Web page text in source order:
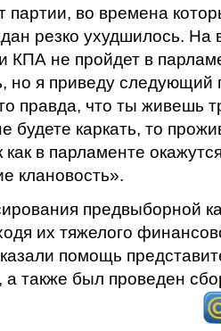
партии, во времена
резко ухудшилось. На
КПА не пройдет в
но я приведу следующий
правда, что ты живешь
будете каркать, то
как в парламенте
клановость».
предвыборной
их тяжелого
помощь
также был проведен